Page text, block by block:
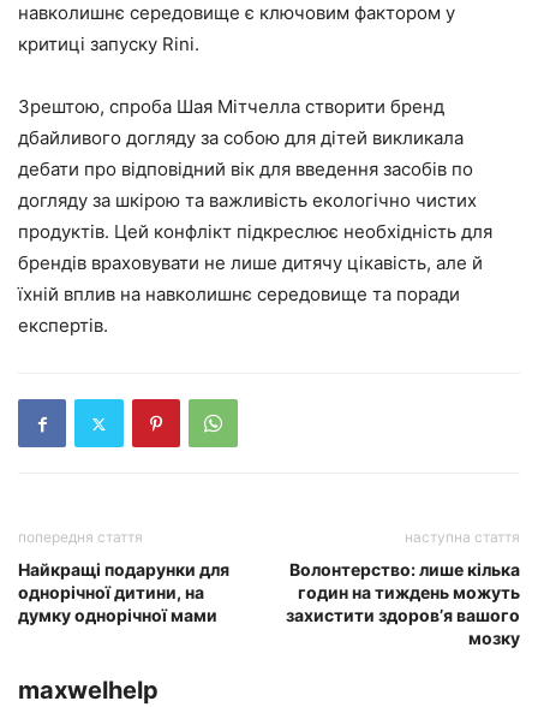
навколишнє середовище є ключовим фактором у
критиці запуску Rini.
Зрештою, спроба Шая Мітчелла створити бренд
дбайливого догляду за собою для дітей викликала
дебати про відповідний вік для введення засобів по
догляду за шкірою та важливість екологічно чистих
продуктів. Цей конфлікт підкреслює необхідність для
брендів враховувати не лише дитячу цікавість, але й
їхній вплив на навколишнє середовище та поради
експертів.
попередня стаття
Найкращі подарунки для
однорічної дитини, на
думку однорічної мами
наступна стаття
Волонтерство: лише кілька
годин на тиждень можуть
захистити здоров’я вашого
мозку
maxwelhelp